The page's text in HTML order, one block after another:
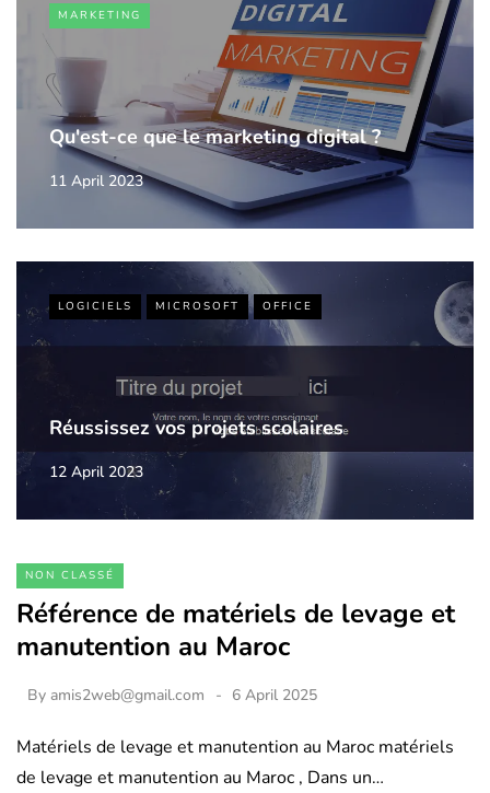
MARKETING
Qu'est-ce que le marketing digital ?
11 April 2023
LOGICIELS MICROSOFT OFFICE
Réussissez vos projets scolaires
12 April 2023
NON CLASSÉ
Référence de matériels de levage et
manutention au Maroc
By amis2web@gmail.com 6 April 2025
Matériels de levage et manutention au Maroc matériels
de levage et manutention au Maroc , Dans un…